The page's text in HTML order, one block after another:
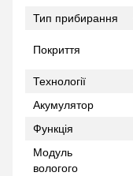
Тип прибирання
Покриття
Технології
Акумулятор
Функція
Модуль
вологого